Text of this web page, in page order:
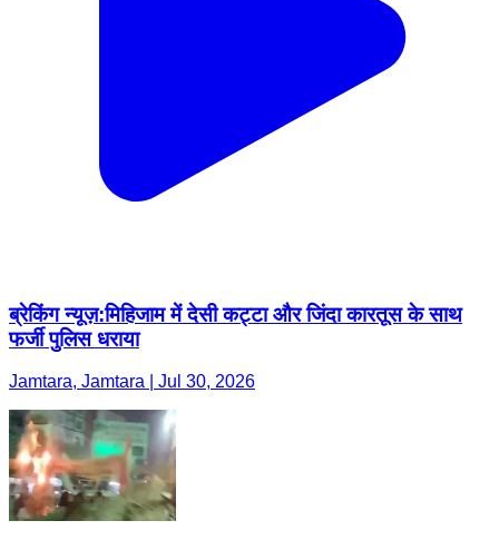
ब्रेकिंग न्यूज़:मिहिजाम में देसी कट्टा और जिंदा कारतूस के साथ
फर्जी पुलिस धराया
Jamtara, Jamtara | Jul 30, 2026